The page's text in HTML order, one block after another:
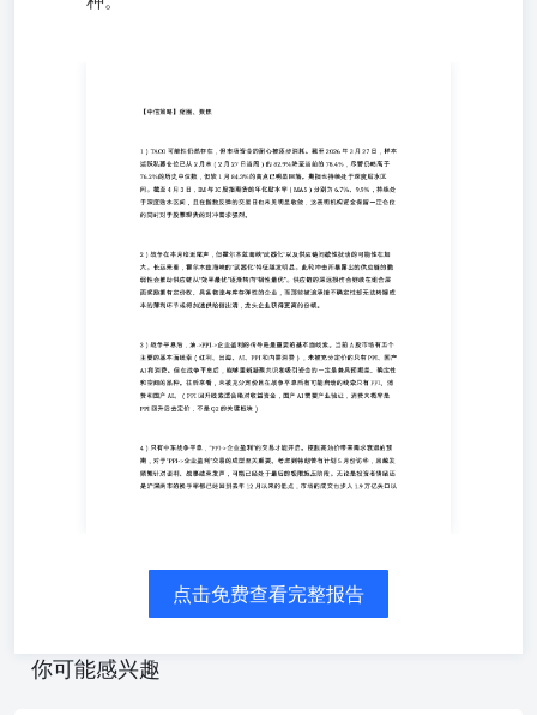
76.2%的历史中位数，但较1月84.3%的高点已明显回落。期
指也持续处于深度贴水区间。截至4月3日，IM与IC股指期
货的年化贴水率（MA5）分别为6.7%、9.9%，持续处于深
明机构资金保留一定仓位的同时对于股票现货的对冲需求强
烈。 2）战争在本月临近尾声，但霍尔木兹海峡“武器化”以
及供应链间歇性扰动的可能性在加大。长远来看，霍尔木兹
的脆弱性会推动供应链从“效率最优”逐渐转向“韧性最优”。
供应链的深远损伤会继续在组合层面奖励拥有定价权、具备
物流与库存弹性的企业，而那些被迫承接不确定性却无法转
的份额。 3）战争平息后，油->PPI->企业盈利的传导是最
重要的基本面线索。当前A股市场有五个主要的基本面线索
只有PPI、消费和国产AI。（PPI回升线索适合绝对收益资
价，不是Q2的关键板块） 4）只有中东战争平息，“PPI->企
业盈利”的交易才能开启。摆脱高油价带来需求衰退的预
点击免费查看完整报告
你可能感兴趣